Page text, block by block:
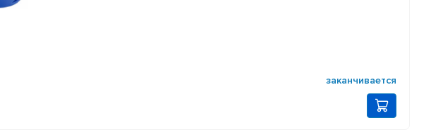
заканчивается